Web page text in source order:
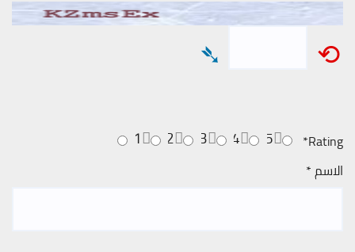
⟲
➴
Rating
*
5
4
3
2
1
الاسم*